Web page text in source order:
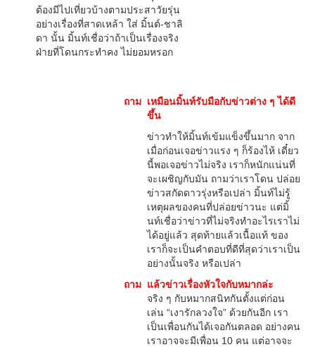
ต้องมีไปเที่ยวบ้างตามประสาวัยรุ่น
อย่างเรื่องที่สาดเหล้า ใส่ มิ้นต์-ชาลิ
ดา นั้น มิ้นท์เชื่อว่าถ้าเป็นเรื่องจริง
ฝ่ายที่โดนกระทำคง ไม่ยอมหรอก
ถาม เหมือนมิ้นท์รับมือกับข่าวต่าง ๆ ได้ดี
ขึ้น
ข่าวทำให้มิ้นท์เข้มแข็งขึ้นมาก จาก
เมื่อก่อนเจอข่าวแรง ๆ ก็ร้องไห้ เดี๋ยว
นี้พอเจอข่าวไม่จริง เราก็หนักแน่นที่
จะเผชิญกับมัน ถามว่าเราโดน ปล่อย
ข่าวสกัดดาวรุ่งหรือเปล่า มิ้นท์ไม่รู้
เหตุผลของคนที่ปล่อยข่าวนะ แต่มิ้
นท์เชื่อว่าข่าวที่ไม่จริงทำอะไรเราไม่
ได้อยู่แล้ว สุดท้ายแล้วเนื้อแท้ ของ
เราก็จะเป็นคำตอบที่ดีที่สุดว่าเราเป็น
อย่างนั้นจริง หรือเปล่า
ถาม แล้วข่าวเรื่องหัวใจกับหมากล่ะ
จริง ๆ กับหมากสนิทกันตั้งแต่ก่อน
เล่น “เงารักลวงใจ” ด้วยกันอีก เรา
เป็นเพื่อนกันได้เจอกันตลอด อย่างคน
เราอาจจะมีเพื่อน 10 คน แต่อาจจะ